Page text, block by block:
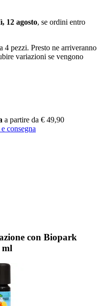
12 agosto, se ordini entro
4 pezzi. Presto ne arriveranno
variazioni se vengono
a partire da € 49,90
consegna
con Biopark
ml